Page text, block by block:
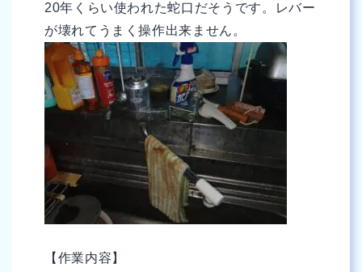
20年くらい使われた蛇口だそうです。レバー
が壊れてうまく操作出来ません。
【作業内容】